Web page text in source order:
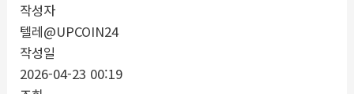
작성자
텔레@UPCOIN24
작성일
2026-04-23 00:19